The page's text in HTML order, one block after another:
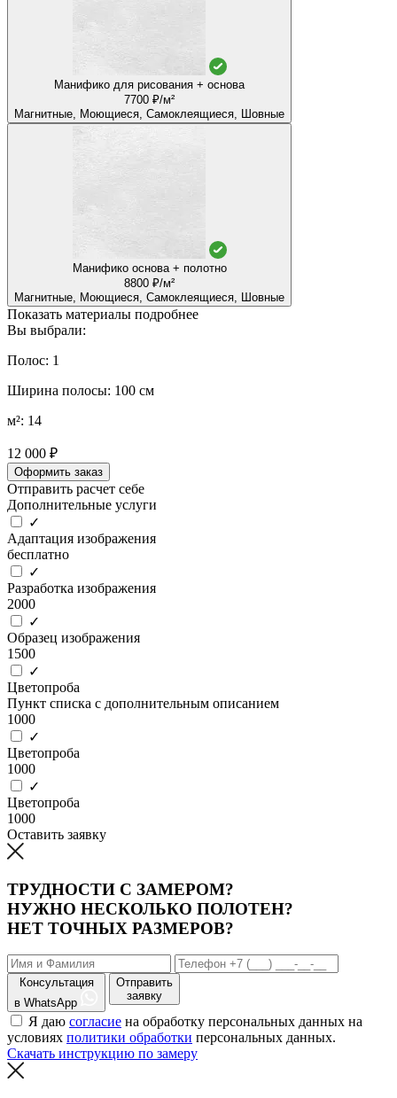
Манифико для рисования + основа
7700 ₽/м²
Магнитные, Моющиеся, Самоклеящиеся, Шовные
Манифико основа + полотно
8800 ₽/м²
Магнитные, Моющиеся, Самоклеящиеся, Шовные
Показать материалы подробнее
Вы выбрали:
Полос: 1
Ширина полосы: 100 см
м²: 14
12 000 ₽
Оформить заказ
Отправить расчет себе
Дополнительные услуги
✓
Адаптация изображения
бесплатно
✓
Разработка изображения
2000
✓
Образец изображения
1500
✓
Цветопроба
Пункт списка с дополнительным описанием
1000
✓
Цветопроба
1000
✓
Цветопроба
1000
Оставить заявку
ТРУДНОСТИ С ЗАМЕРОМ?
НУЖНО НЕСКОЛЬКО ПОЛОТЕН?
НЕТ ТОЧНЫХ РАЗМЕРОВ?
Консультация
в WhatsApp
Отправить
заявку
Я даю согласие на обработку персональных данных на
условиях политики обработки персональных данных.
Скачать инструкцию по замеру